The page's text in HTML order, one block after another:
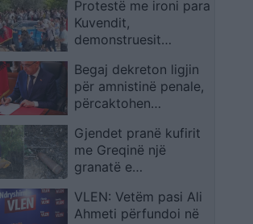
Protestë me ironi para
Kuvendit,
demonstruesit
kosh mbeturinash te
hyrja
Begaj dekreton ligjin
për amnistinë penale,
përcaktohen
përfitojnë dhe ato që
përjashtohen
Gjendet pranë kufirit
me Greqinë një
granatë e
rrezik të lartë
VLEN: Vetëm pasi Ali
Ahmeti përfundoi në